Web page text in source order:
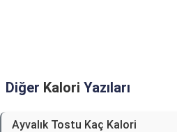
Diğer Kalori Yazıları
Ayvalık Tostu Kaç Kalori